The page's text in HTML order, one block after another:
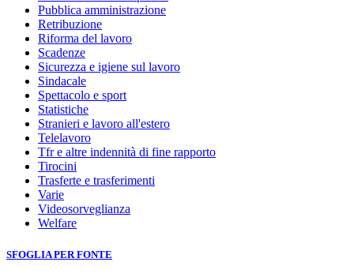
Pubblica amministrazione
Retribuzione
Riforma del lavoro
Scadenze
Sicurezza e igiene sul lavoro
Sindacale
Spettacolo e sport
Statistiche
Stranieri e lavoro all'estero
Telelavoro
Tfr e altre indennità di fine rapporto
Tirocini
Trasferte e trasferimenti
Varie
Videosorveglianza
Welfare
SFOGLIA PER FONTE